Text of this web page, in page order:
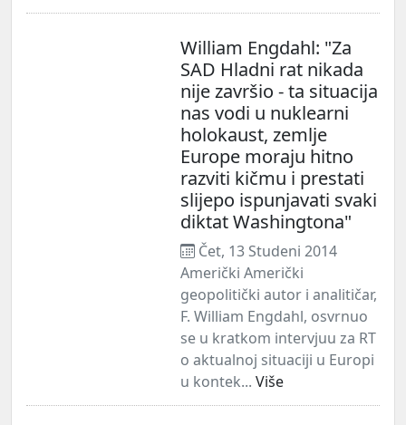
William Engdahl: "Za
SAD Hladni rat nikada
nije završio - ta situacija
nas vodi u nuklearni
holokaust, zemlje
Europe moraju hitno
razviti kičmu i prestati
slijepo ispunjavati svaki
diktat Washingtona"
Čet, 13 Studeni 2014
Američki Američki
geopolitički autor i analitičar,
F. William Engdahl, osvrnuo
se u kratkom intervjuu za RT
o aktualnoj situaciji u Europi
u kontek... Više